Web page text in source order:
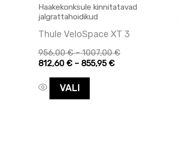
Haakekonksule kinnitatavad
jalgrattahoidikud
Thule VeloSpace XT 3
956,00€ – 1007,00€
812,60 € – 855,95€
VALI
tootelehel.